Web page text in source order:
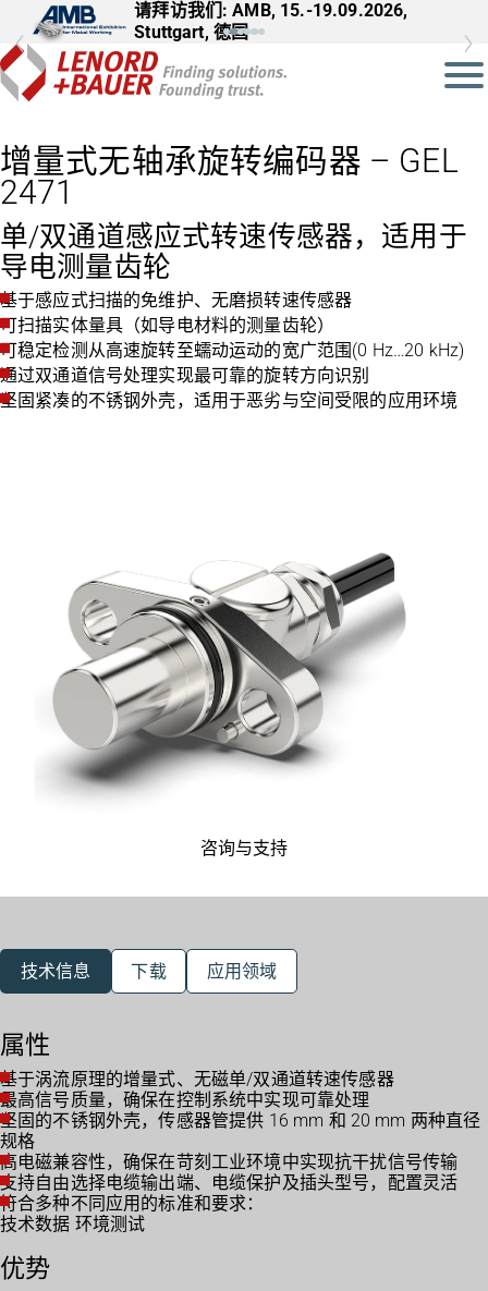
请拜访我们: AMB, 15.-19.09.2026,
Stuttgart, 德国
请拜访我们: InnoTrans, 22.-25.09.2026,
Berlin, 德国
增量式无轴承旋转编码器 – GEL
2471
单/双通道感应式转速传感器，适用于
导电测量齿轮
基于感应式扫描的免维护、无磨损转速传感器
可扫描实体量具（如导电材料的测量齿轮）
可稳定检测从高速旋转至蠕动运动的宽广范围(0 Hz…20 kHz)
通过双通道信号处理实现最可靠的旋转方向识别
坚固紧凑的不锈钢外壳，适用于恶劣与空间受限的应用环境
咨询与支持
技术信息 下载 应用领域
属性
基于涡流原理的增量式、无磁单/双通道转速传感器
最高信号质量，确保在控制系统中实现可靠处理
坚固的不锈钢外壳，传感器管提供 16 mm 和 20 mm 两种直径
规格
高电磁兼容性，确保在苛刻工业环境中实现抗干扰信号传输
支持自由选择电缆输出端、电缆保护及插头型号，配置灵活
符合多种不同应用的标准和要求：
技术数据 环境测试
优势